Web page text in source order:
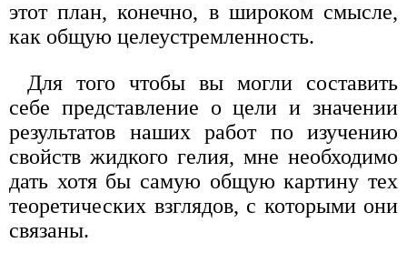
этот план, конечно, в широком смысле,
как общую целеустремленность.
Для того чтобы вы могли составить
себе представление о цели и значении
результатов наших работ по изучению
свойств жидкого гелия, мне необходимо
дать хотя бы самую общую картину тех
теоретических взглядов, с которыми они
связаны.